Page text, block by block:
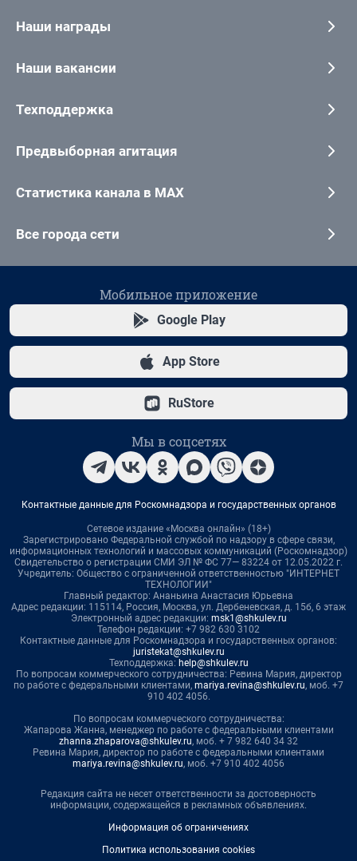
Наши награды
Наши вакансии
Техподдержка
Предвыборная агитация
Статистика канала в MAX
Все города сети
Мобильное приложение
Google Play
App Store
RuStore
Мы в соцсетях
Контактные данные для Роскомнадзора и государственных органов
Сетевое издание «Москва онлайн» (18+)
Зарегистрировано Федеральной службой по надзору в сфере связи,
информационных технологий и массовых коммуникаций (Роскомнадзор)
Свидетельство о регистрации СМИ ЭЛ № ФС 77— 83224 от 12.05.2022 г.
Учредитель: Общество с ограниченной ответственностью "ИНТЕРНЕТ
ТЕХНОЛОГИИ"
Главный редактор: Ананьина Анастасия Юрьевна
Адрес редакции: 115114, Россия, Москва, ул. Дербеневская, д. 15б, 6 этаж
Электронный адрес редакции: msk1@shkulev.ru
Телефон редакции: +7 982 630 3102
Контактные данные для Роскомнадзора и государственных органов:
juristekat@shkulev.ru
Техподдержка: help@shkulev.ru
По вопросам коммерческого сотрудничества: Ревина Мария, директор
по работе с федеральными клиентами, mariya.revina@shkulev.ru, моб. +7
910 402 4056.
По вопросам коммерческого сотрудничества:
Жапарова Жанна, менеджер по работе с федеральными клиентами
zhanna.zhaparova@shkulev.ru, моб. + 7 982 640 34 32
Ревина Мария, директор по работе с федеральными клиентами
mariya.revina@shkulev.ru, моб. +7 910 402 4056
Редакция сайта не несет ответственности за достоверность
информации, содержащейся в рекламных объявлениях.
Информация об ограничениях
Политика использования cookies